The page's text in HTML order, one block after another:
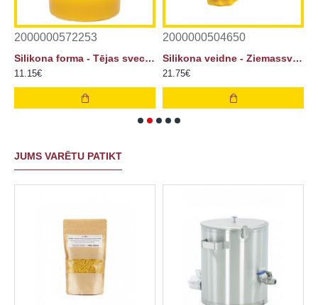
2000000572253
Silikona forma - Tējas svece - eglīte 7cm
11.15€
2000000504650
Silikona veidne - Ziemassvētku eglīte 9 cm
21.75€
JUMS VARĒTU PATIKT